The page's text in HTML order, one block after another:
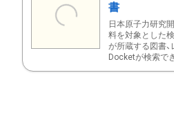
書
日本原子力研究
料を対象とした
が所蔵する図書、
Docketが検索で